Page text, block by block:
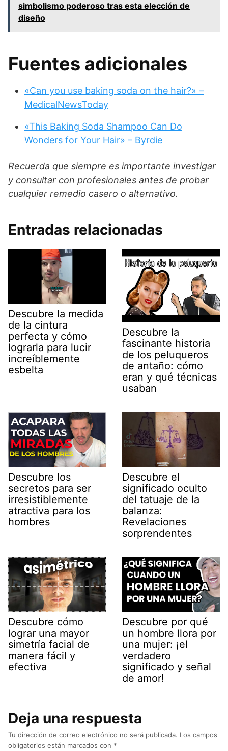
simbolismo poderoso tras esta elección de
diseño
Fuentes adicionales
«Can you use baking soda on the hair?» –
MedicalNewsToday
«This Baking Soda Shampoo Can Do
Wonders for Your Hair» – Byrdie
Recuerda que siempre es importante investigar
y consultar con profesionales antes de probar
cualquier remedio casero o alternativo.
Entradas relacionadas
Descubre la medida
de la cintura
perfecta y cómo
lograrla para lucir
increíblemente
esbelta
Descubre la
fascinante historia
de los peluqueros
de antaño: cómo
eran y qué técnicas
usaban
Descubre los
secretos para ser
irresistiblemente
atractiva para los
hombres
Descubre el
significado oculto
del tatuaje de la
balanza:
Revelaciones
sorprendentes
Descubre cómo
lograr una mayor
simetría facial de
manera fácil y
efectiva
Descubre por qué
un hombre llora por
una mujer: ¡el
verdadero
significado y señal
de amor!
Deja una respuesta
Tu dirección de correo electrónico no será publicada. Los campos
obligatorios están marcados con *